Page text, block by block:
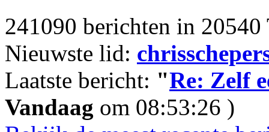
241090 berichten in
Nieuwste lid:
Laatste bericht: "Re: Zelf
Vandaag om 08:53:26 )